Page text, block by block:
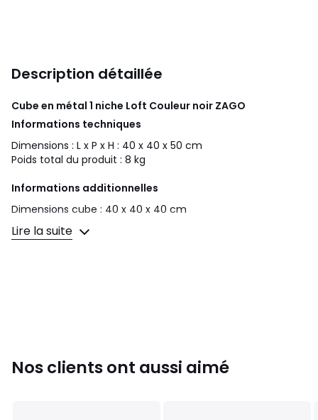
Description détaillée
Cube en métal 1 niche Loft Couleur noir ZAGO
Informations techniques
Dimensions : L x P x H : 40 x 40 x 50 cm
Poids total du produit : 8 kg
Informations additionnelles
Dimensions cube : 40 x 40 x 40 cm
Matière : Métal
Détails matières : Fer, peinture nitrocellulosique noire
Tailles Taille Unique
Lire la suite
Nos clients ont aussi aimé